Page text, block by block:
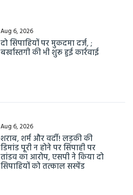
Aug 6, 2026
दो सिपाहियों पर मुकदमा दर्ज, ;
बर्खास्तगी की भी शुरू हुई कार्रवाई
Aug 6, 2026
शराब, शर्म और वर्दी! लड़की की
डिमांड पूरी न होने पर सिपाही पर
तांडव का आरोप, एसपी ने किया दो
सिपाहियों को तत्काल सस्पेंड